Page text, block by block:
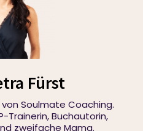
Fürst
Soulmate Coaching.
Trainerin, Buchautorin,
zweifache Mama.